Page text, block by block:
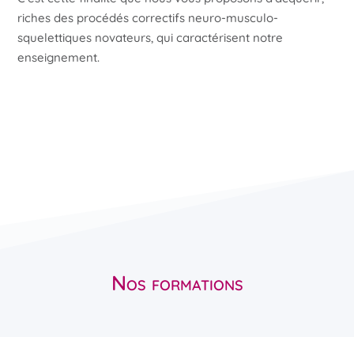
riches des procédés correctifs neuro-musculo-
squelettiques novateurs, qui caractérisent notre
enseignement.
Nos formations